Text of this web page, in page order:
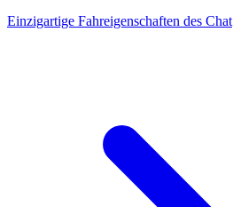
Einzigartige Fahreigenschaften des Chat